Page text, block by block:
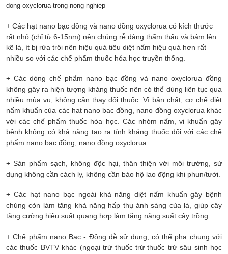
dong-oxyclorua-trong-nong-nghiep
+ Các hạt nano bạc đồng và nano đồng oxyclorua có kích thước
rất nhỏ (chỉ từ 6-15nm) nên chúng rễ dàng thẩm thấu và bám lên
kẽ lá, ít bị rửa trôi nên hiệu quả tiêu diệt nấm hiệu quả hơn rất
nhiều so với các chế phẩm thuốc hóa học truyền thống.
+ Các dòng chế phẩm nano bạc đồng và nano oxyclorua đồng
không gây ra hiện tượng kháng thuốc nên có thể dùng liên tục qua
nhiều mùa vụ, không cần thay đổi thuốc. Vì bản chất, cơ chế diệt
nấm khuẩn của các hạt nano bạc đồng, nano đồng oxyclorua khác
với các chế phẩm thuốc hóa học. Các nhóm nấm, vi khuẩn gây
bệnh không có khả năng tạo ra tính kháng thuốc đối với các chế
phẩm nano bạc đồng, nano đồng oxyclorua.
+ Sản phẩm sạch, không độc hại, thân thiện với môi trường, sử
dụng không cần cách ly, không cần bảo hộ lao động khi phun/tưới.
+ Các hạt nano bạc ngoài khả năng diệt nấm khuẩn gây bệnh
chúng còn làm tăng khả năng hấp thụ ánh sáng của lá, giúp cây
tăng cường hiệu suất quang hợp làm tăng năng suất cây trồng.
+ Chế phẩm nano Bạc - Đồng dễ sử dụng, có thể pha chung với
các thuốc BVTV khác (ngoại trừ thuốc trừ thuốc trừ sâu sinh học